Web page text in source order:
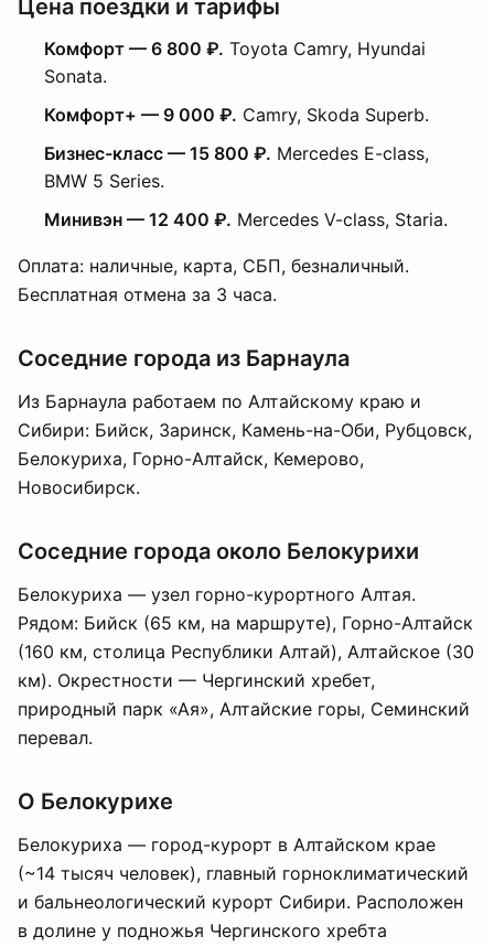
Цена поездки и тарифы
Комфорт — 6 800 ₽. Toyota Camry, Hyundai
Sonata.
Комфорт+ — 9 000 ₽. Camry, Skoda Superb.
Бизнес-класс — 15 800 ₽. Mercedes E-class,
BMW 5 Series.
Минивэн — 12 400 ₽. Mercedes V-class, Staria.
Оплата: наличные, карта, СБП, безналичный.
Бесплатная отмена за 3 часа.
Соседние города из Барнаула
Из Барнаула работаем по Алтайскому краю и
Сибири: Бийск, Заринск, Камень-на-Оби, Рубцовск,
Белокуриха, Горно-Алтайск, Кемерово,
Новосибирск.
Соседние города около Белокурихи
Белокуриха — узел горно-курортного Алтая.
Рядом: Бийск (65 км, на маршруте), Горно-Алтайск
(160 км, столица Республики Алтай), Алтайское (30
км). Окрестности — Чергинский хребет,
природный парк «Ая», Алтайские горы, Семинский
перевал.
О Белокурихе
Белокуриха — город-курорт в Алтайском крае
(~14 тысяч человек), главный горноклиматический
и бальнеологический курорт Сибири. Расположен
в долине у подножья Чергинского хребта